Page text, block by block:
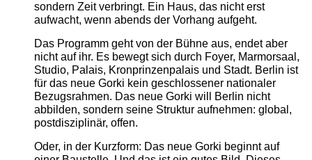
sondern Zeit verbringt. Ein Haus, das nicht erst
aufwacht, wenn abends der Vorhang aufgeht.
Das Programm geht von der Bühne aus, endet aber
nicht auf ihr. Es bewegt sich durch Foyer, Marmorsaal,
Studio, Palais, Kronprinzenpalais und Stadt. Berlin ist
für das neue Gorki kein geschlossener nationaler
Bezugsrahmen. Das neue Gorki will Berlin nicht
abbilden, sondern seine Struktur aufnehmen: global,
postdisziplinär, offen.
Oder, in der Kurzform: Das neue Gorki beginnt auf